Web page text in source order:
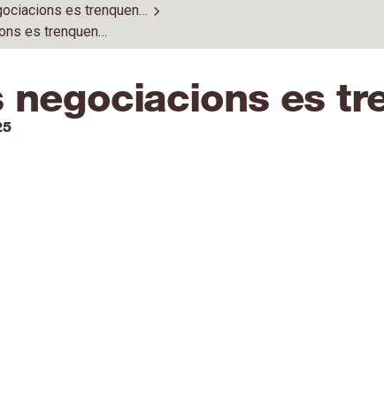
es trenquen…
es trenquen…
negociacions es